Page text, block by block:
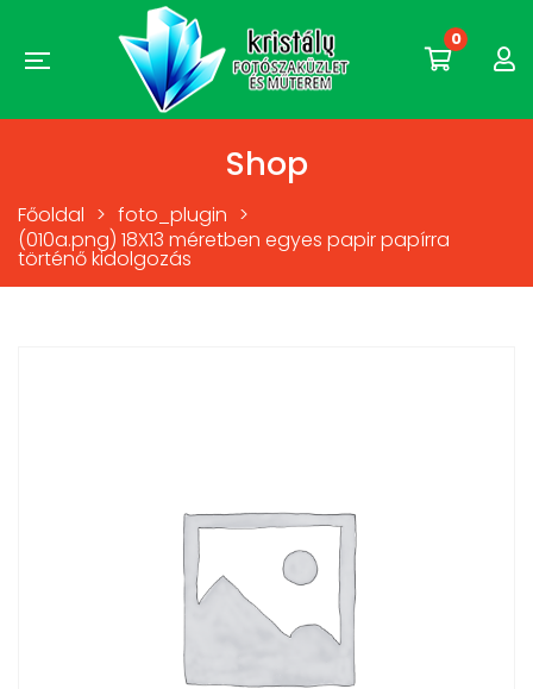
0
Shop
Főoldal > foto_plugin >
(010a.png) 18X13 méretben egyes papir papírra
történő kidolgozás